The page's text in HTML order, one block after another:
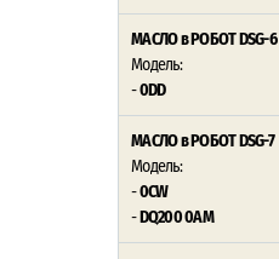
МАСЛО в РОБОТ DSG-6
Модель:
-0DD
МАСЛО в РОБОТ DSG-7
Модель:
-0CW
-DQ200 0AM